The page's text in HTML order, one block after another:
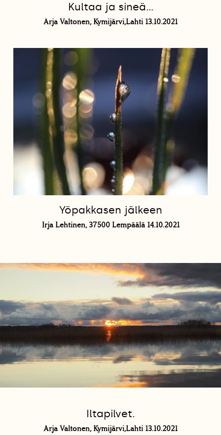
Kultaa ja sineä...
Arja Valtonen, Kymijärvi,Lahti 13.10.2021
Yöpakkasen jälkeen
Irja Lehtinen, 37500 Lempäälä 14.10.2021
Iltapilvet.
Arja Valtonen, Kymijärvi,Lahti 13.10.2021